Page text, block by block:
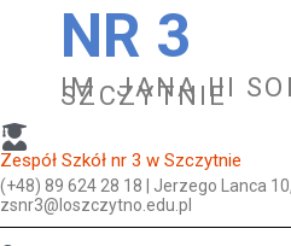
NR 3
IM. JANA III
SZCZYTNIE
Zespół Szkół nr 3 w Szczytnie
(+48) 89 624 28 18 | Jerzego Lanca
zsnr3@loszczytno.edu.pl